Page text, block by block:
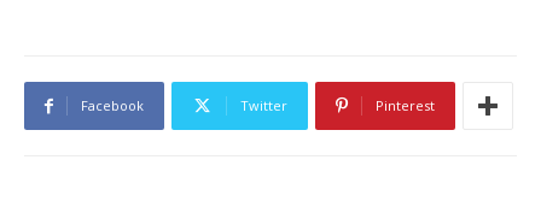
Facebook Twitter Pinterest